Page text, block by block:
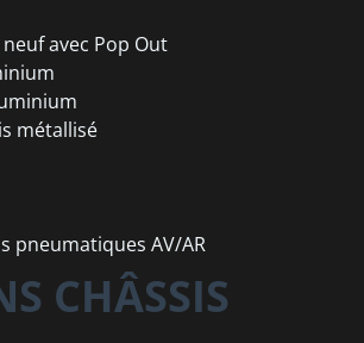
avec Pop Out
métallisé
pneumatiques AV/AR
CHÂSSIS